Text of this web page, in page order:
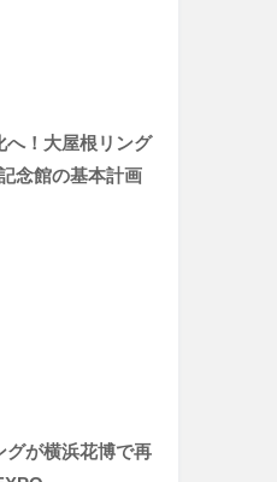
へ！大屋根リング
念館の基本計画
グが横浜花博で再